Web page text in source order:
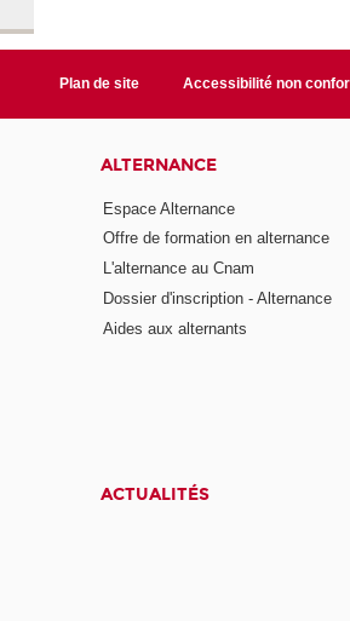
Plan de site Accessibilité non
ALTERNANCE
Espace Alternance
Offre de formation en alternance
L'alternance au Cnam
Dossier d'inscription - Alternance
Aides aux alternants
ACTUALITÉS